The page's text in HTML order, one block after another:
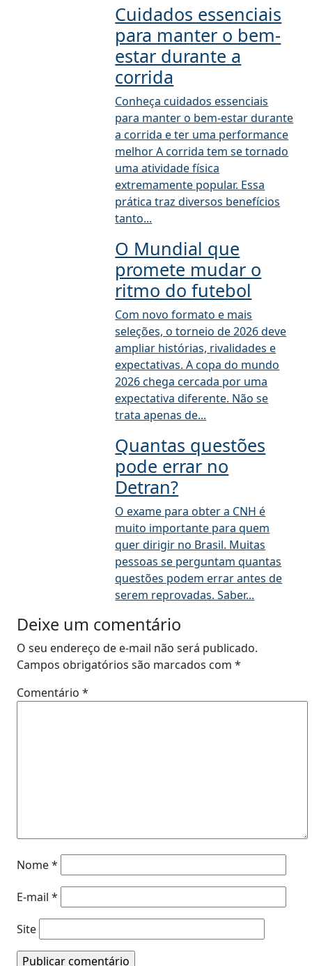
Cuidados essenciais
para manter o bem-
estar durante a
corrida
Conheça cuidados essenciais
para manter o bem-estar durante
a corrida e ter uma performance
melhor A corrida tem se tornado
uma atividade física
extremamente popular. Essa
prática traz diversos benefícios
tanto...
O Mundial que
promete mudar o
ritmo do futebol
Com novo formato e mais
seleções, o torneio de 2026 deve
ampliar histórias, rivalidades e
expectativas. A copa do mundo
2026 chega cercada por uma
expectativa diferente. Não se
trata apenas de...
Quantas questões
pode errar no
Detran?
O exame para obter a CNH é
muito importante para quem
quer dirigir no Brasil. Muitas
pessoas se perguntam quantas
questões podem errar antes de
serem reprovadas. Saber...
Deixe um comentário
O seu endereço de e-mail não será publicado.
Campos obrigatórios são marcados com *
Comentário *
Nome*
E-mail *
Site